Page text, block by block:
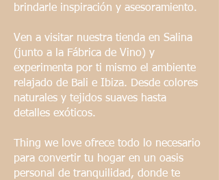
brindarle inspiración y asesoramiento.
Ven a visitar nuestra tienda en Salina
(junto a la Fábrica de Vino) y
experimenta por ti mismo el ambiente
relajado de Bali e Ibiza. Desde colores
naturales y tejidos suaves hasta
detalles exóticos.
Thing we love ofrece todo lo necesario
para convertir tu hogar en un oasis
personal de tranquilidad, donde te